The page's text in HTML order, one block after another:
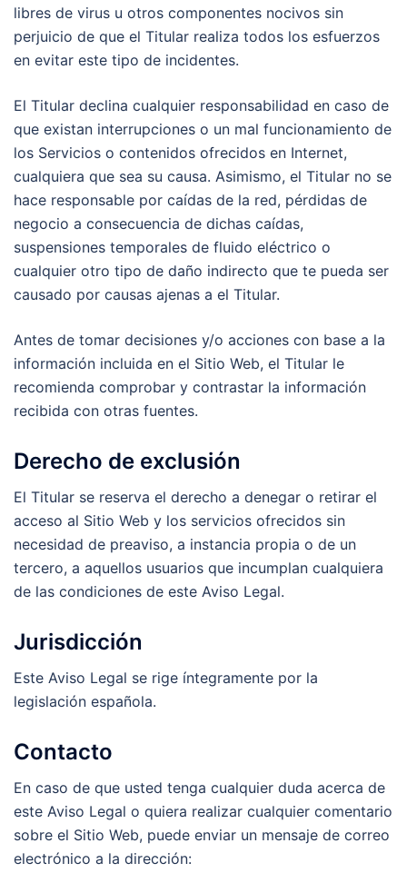
libres de virus u otros componentes nocivos sin
perjuicio de que el Titular realiza todos los esfuerzos
en evitar este tipo de incidentes.
El Titular declina cualquier responsabilidad en caso de
que existan interrupciones o un mal funcionamiento de
los Servicios o contenidos ofrecidos en Internet,
cualquiera que sea su causa. Asimismo, el Titular no se
hace responsable por caídas de la red, pérdidas de
negocio a consecuencia de dichas caídas,
suspensiones temporales de fluido eléctrico o
cualquier otro tipo de daño indirecto que te pueda ser
causado por causas ajenas a el Titular.
Antes de tomar decisiones y/o acciones con base a la
información incluida en el Sitio Web, el Titular le
recomienda comprobar y contrastar la información
recibida con otras fuentes.
Derecho de exclusión
El Titular se reserva el derecho a denegar o retirar el
acceso al Sitio Web y los servicios ofrecidos sin
necesidad de preaviso, a instancia propia o de un
tercero, a aquellos usuarios que incumplan cualquiera
de las condiciones de este Aviso Legal.
Jurisdicción
Este Aviso Legal se rige íntegramente por la
legislación española.
Contacto
En caso de que usted tenga cualquier duda acerca de
este Aviso Legal o quiera realizar cualquier comentario
sobre el Sitio Web, puede enviar un mensaje de correo
electrónico a la dirección: